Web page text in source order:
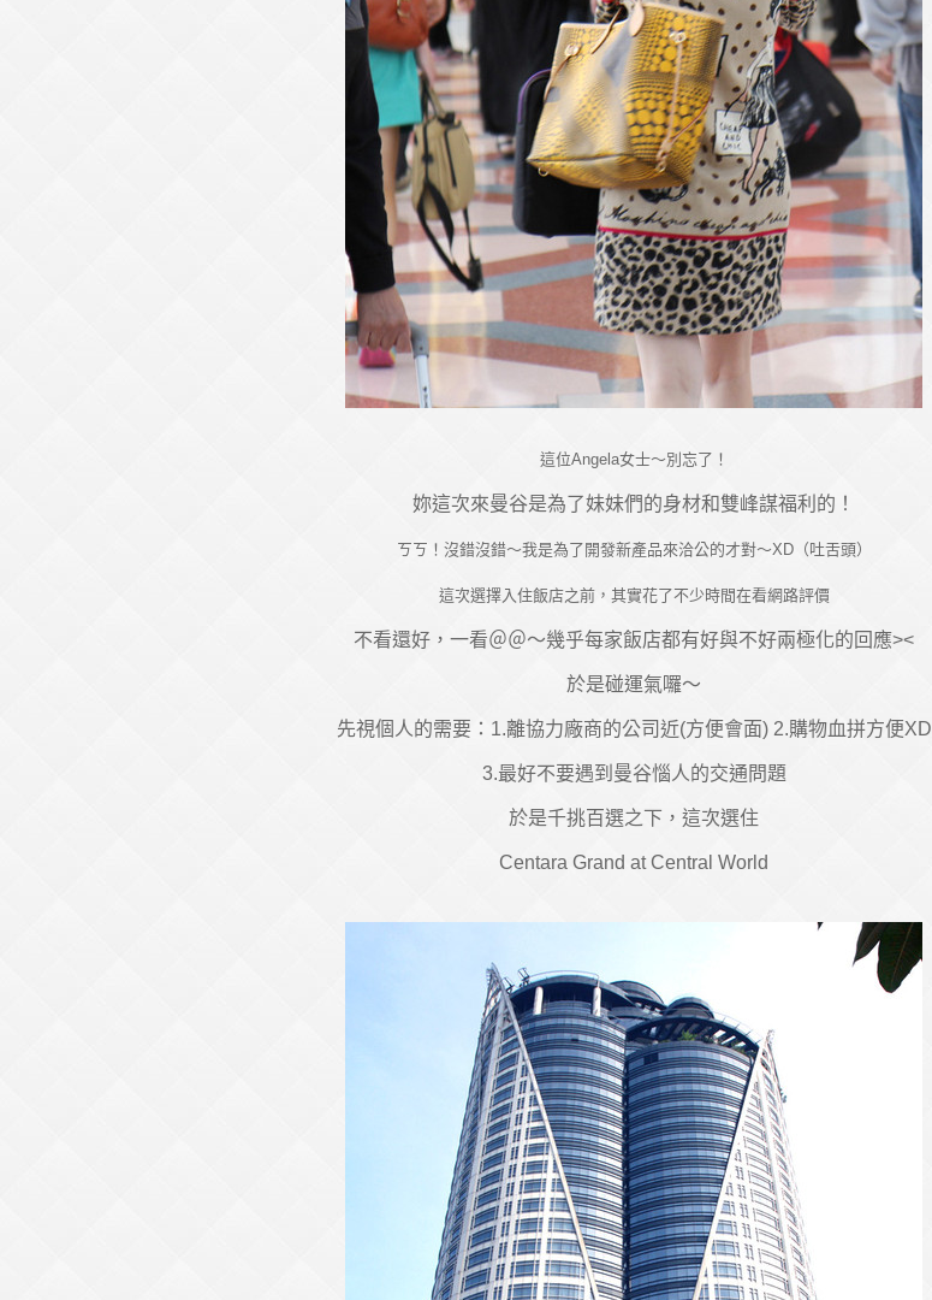
這位Angela女士～別忘了！
妳這次來曼谷是為了妹妹們的身材和雙峰謀福利的！
ㄎㄎ！沒錯沒錯～我是為了開發新產品來洽公的才對～XD（吐舌頭）
這次選擇入住飯店之前，其實花了不少時間在看網路評價
不看還好，一看＠＠～幾乎每家飯店都有好與不好兩極化的回應><
於是碰運氣囉～
先視個人的需要：1.離協力廠商的公司近(方便會面) 2.購物血拼方便XD
3.最好不要遇到曼谷惱人的交通問題
於是千挑百選之下，這次選住
Centara Grand at Central World